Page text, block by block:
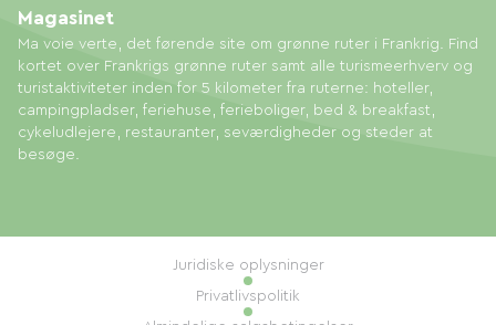
Ma voie verte, det førende site om grønne ruter i Frankrig. Find
kortet over Frankrigs grønne ruter samt alle turismeerhverv og
turistaktiviteter inden for 5 kilometer fra ruterne: hoteller,
campingpladser, feriehuse, ferieboliger, bed & breakfast,
cykeludlejere, restauranter, seværdigheder og steder at
besøge.
Magasinet
Juridiske oplysninger
Privatlivspolitik